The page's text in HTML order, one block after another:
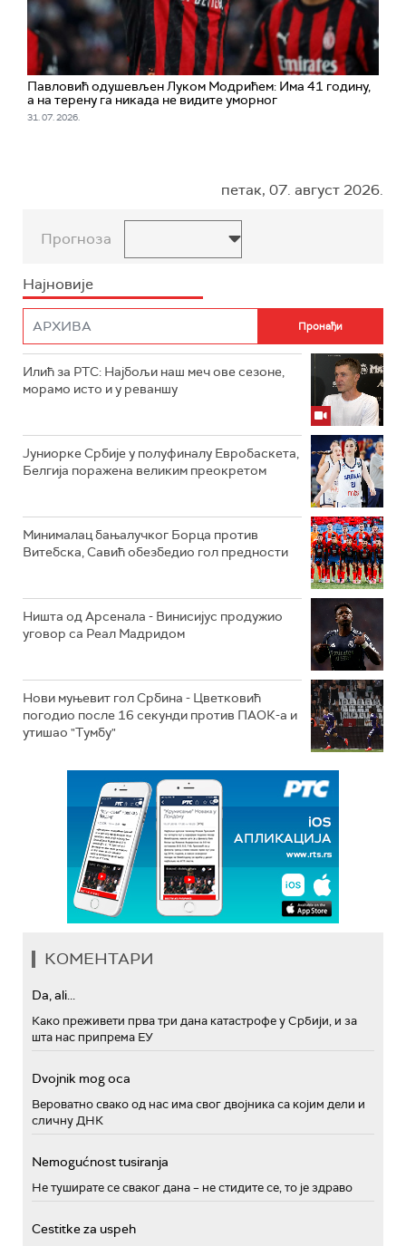
Павловић одушевљен Луком Модрићем: Има 41 годину,
а на терену га никада не видите уморног
31. 07. 2026.
петак, 07. август 2026.
Прогноза
Најновије
Илић за РТС: Најбољи наш меч ове сезоне,
морамо исто и у реваншу
Јуниорке Србије у полуфиналу Евробаскета,
Белгија поражена великим преокретом
Минималац бањалучког Борца против
Витебска, Савић обезбедио гол предности
Ништа од Арсенала - Винисијус продужио
уговор са Реал Мадридом
Нови муњевит гол Србина - Цветковић
погодио после 16 секунди против ПАОК-а и
утишао "Тумбу"
КОМЕНТАРИ
Da, ali...
Како преживети прва три дана катастрофе у Србији, и за
шта нас припрема ЕУ
Dvojnik mog oca
Вероватно свако од нас има свог двојника са којим дели и
сличну ДНК
Nemogućnost tusiranja
Не туширате се сваког дана – не стидите се, то је здраво
Cestitke za uspeh